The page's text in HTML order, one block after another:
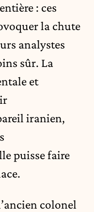
: ces
la chute
analystes
sûr. La
et
iranien,
puisse faire
colonel